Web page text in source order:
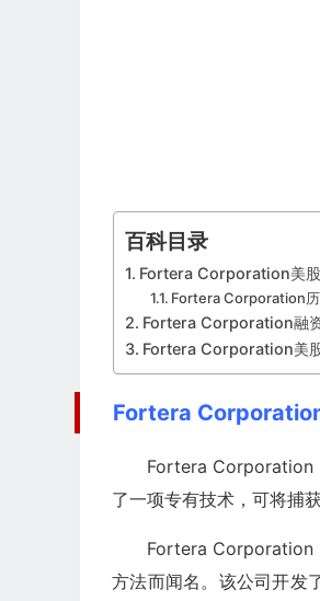
百科目录
Fortera Corporation美
Fortera Corporation
Fortera Corporation融
Fortera Corporation美
Fortera
Fortera Corporation
了一项专有技术，可将捕
Fortera Corporation
方法而闻名。该公司开发